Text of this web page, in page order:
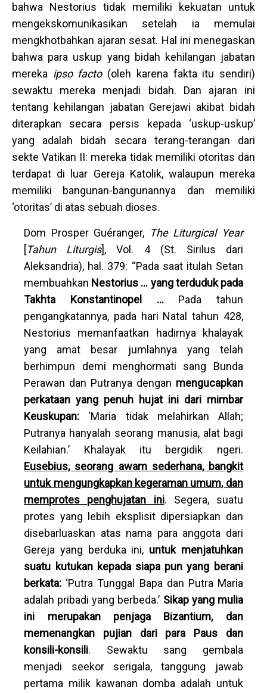
bahwa Nestorius tidak memiliki kekuatan untuk
mengekskomunikasikan setelah ia memulai
mengkhotbahkan ajaran sesat. Hal ini menegaskan
bahwa para uskup yang bidah kehilangan jabatan
mereka ipso facto(oleh karena fakta itu sendiri)
sewaktu mereka menjadi bidah. Dan ajaran ini
tentang kehilangan jabatan Gerejawi akibat bidah
diterapkan secara persis kepada ‘uskup-uskup’
yang adalah bidah secara terang-terangan dari
sekte Vatikan II: mereka tidak memiliki otoritas dan
terdapat di luar Gereja Katolik, walaupun mereka
memiliki bangunan-bangunannya dan memiliki
‘otoritas’ di atas sebuah dioses.
Dom Prosper Guéranger, The Liturgical Year
[Tahun Liturgis], Vol. 4 (St. Sirilus dari
Aleksandria), hal. 379: “Pada saat itulah Setan
membuahkan Nestorius … yang terduduk pada
Takhta Konstantinopel … Pada tahun
pengangkatannya, pada hari Natal tahun 428,
Nestorius memanfaatkan hadirnya khalayak
yang amat besar jumlahnya yang telah
berhimpun demi menghormati sang Bunda
Perawan dan Putranya dengan mengucapkan
perkataan yang penuh hujat ini dari mimbar
Keuskupan: ‘Maria tidak melahirkan Allah;
Putranya hanyalah seorang manusia, alat bagi
Keilahian.’ Khalayak itu bergidik ngeri.
Eusebius, seorang awam sederhana, bangkit
untuk mengungkapkan kegeraman umum, dan
memprotes penghujatan ini. Segera, suatu
protes yang lebih eksplisit dipersiapkan dan
disebarluaskan atas nama para anggota dari
Gereja yang berduka ini, untuk menjatuhkan
suatu kutukan kepada siapa pun yang berani
berkata: ‘Putra Tunggal Bapa dan Putra Maria
adalah pribadi yang berbeda.’ Sikap yang mulia
ini merupakan penjaga Bizantium, dan
memenangkan pujian dari para Paus dan
konsili-konsili. Sewaktu sang gembala
menjadi seekor serigala, tanggung jawab
pertama milik kawanan domba adalah untuk